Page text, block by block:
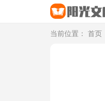
当前位置： 首页